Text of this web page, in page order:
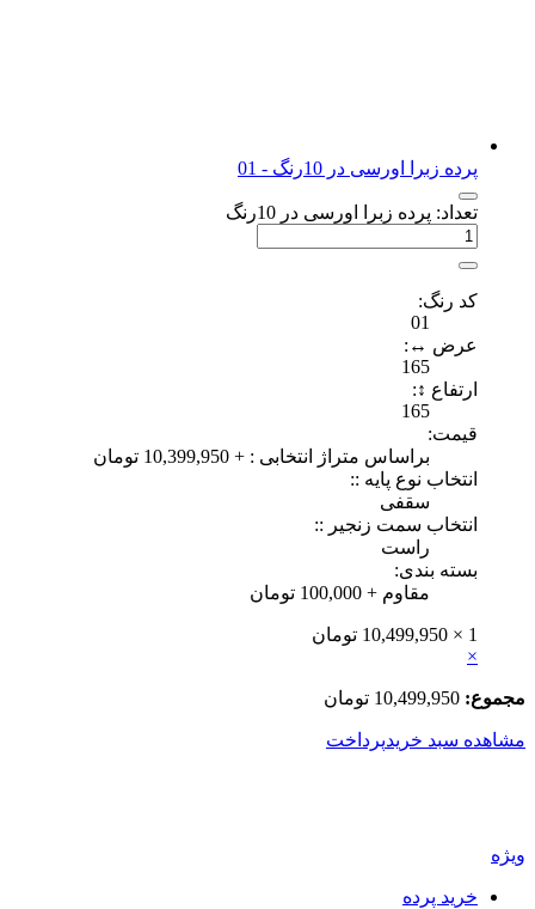
پرده زبرا اورسی در 10رنگ - 01
تعداد: پرده زبرا اورسی در 10رنگ
کد رنگ:
01
عرض ↔:
165
ارتفاع ↕:
165
قیمت‌:
براساس متراژ انتخابی : +
10,399,950 تومان
انتخاب نوع پایه ::
سقفی
انتخاب سمت زنجیر ::
راست
بسته بندی:
مقاوم+
100,000 تومان
10,499,950 تومان
10,499,950 تومان
سبد خریدپرداخت
خرید پرده